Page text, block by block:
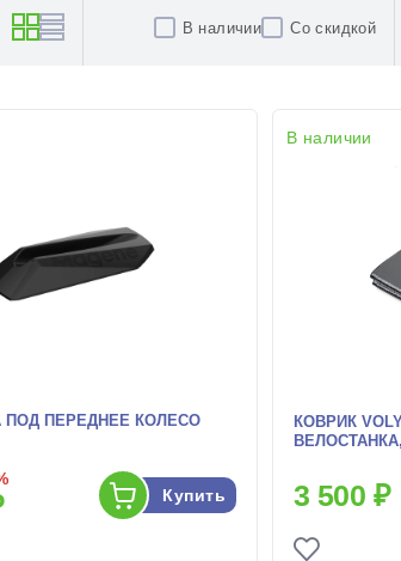
В наличии Со скидкой
ПОД ПЕРЕДНЕЕ КОЛЕСО
Купить
В наличии
КОВРИК
3 500 ₽